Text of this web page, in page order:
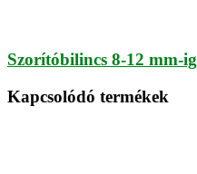
Szorítóbilincs 8-12 mm-ig
Kapcsolódó termékek